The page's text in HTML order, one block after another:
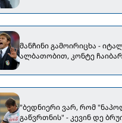
მანჩინი გამოირიცხა -
ალბათობით, კონტე
"ბედნიერი ვარ, რომ
გაწვრთნის" - კევინ დე